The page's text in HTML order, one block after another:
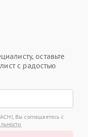
оставьте
с радостью
Вы соглашаетесь с